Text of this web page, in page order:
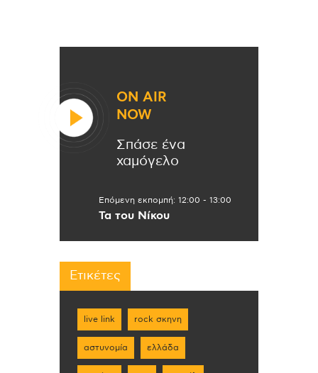
ON AIR
NOW
Σπάσε ένα
χαμόγελο
Επόμενη εκπομπή: 12:00 - 13:00
Τα του Νίκου
Ετικέτες
live link rock σκηνη
αστυνομία ελλάδα